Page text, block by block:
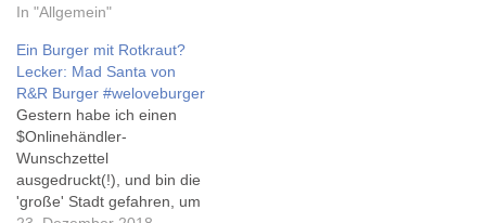
mir nicht zuviel, und je nach
Monaten fällig werdenden
EUR 9,95 nicht. Hier sind
noch 2 Beschreibungen des
Pfaus bei
diebuchbloggerin.de und…
In "Allgemein"
Ein Burger mit Rotkraut?
Lecker: Mad Santa von
R&R Burger #weloveburger
Gestern habe ich einen
$Onlinehändler-
Wunschzettel
ausgedruckt(!), und bin die
'große' Stadt gefahren, um